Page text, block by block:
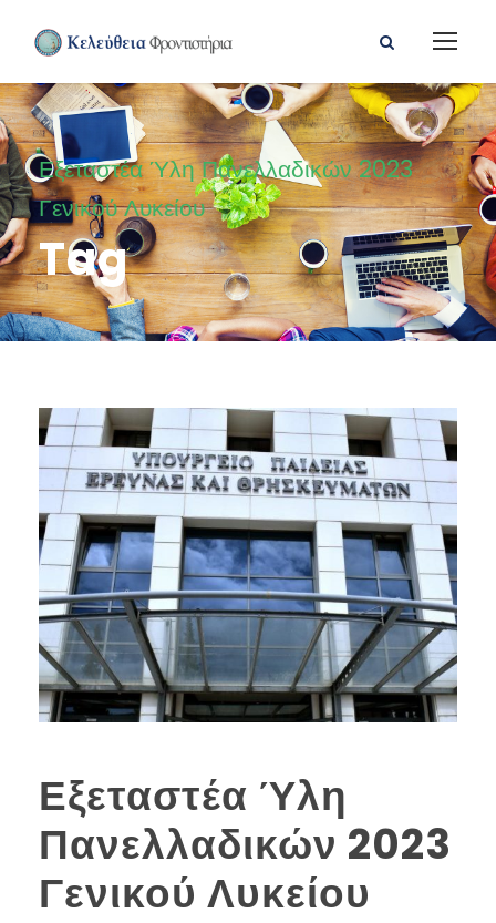
Εξεταστέα Ύλη Πανελλαδικών 2023
Γενικού Λυκείου
Tag
Εξεταστέα Ύλη
Πανελλαδικών 2023
Γενικού Λυκείου